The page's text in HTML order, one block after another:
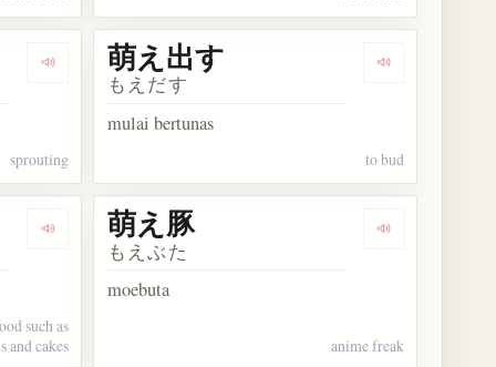
Dengarkan kosakata 萌え
sprouting
Dengarkan
萌え出す
もえだす
mulai bertunas
to bud
Dengarkan kosakata 萌え断
such as
and cakes
Dengarkan
萌え豚
もえぶた
moebuta
anime freak